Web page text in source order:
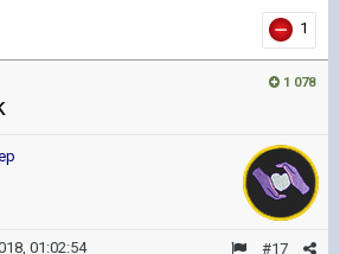
1
1 078
#17
01:02:54